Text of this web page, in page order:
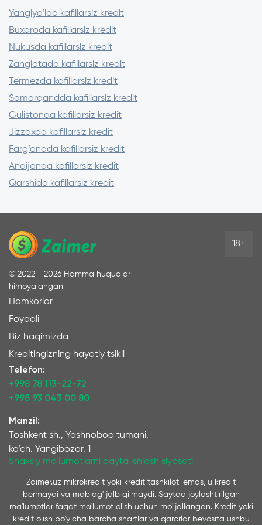
Yangiyo‘lda kafillarsiz kredit
Buxoroda kafillarsiz kredit
Nukusda kafillarsiz kredit
Zangiotada kafillarsiz kredit
Termezda kafillarsiz kredit
Samarqandda kafillarsiz kredit
Gulistonda kafillarsiz kredit
Jizzaxda kafillarsiz kredit
Farg‘onada kafillarsiz kredit
Andijonda kafillarsiz kredit
Qarshida kafillarsiz kredit
© 2022 - 2026 Hamma huquqlar
himoyalangan
Hamkorlar
Foydali
Biz haqimizda
Kreditingizning hayotiy tsikli
Telefon:
+998 78 113-22-72
+998 93 043 00 80
Manzil:
Toshkent sh., Yashnobod tumani,
ko‘ch. Yangibozor, 1
Shaxsiy ma'lumotlarni qayta ishlash siyosati
18+
Zaimer.uz mikrokredit yoki kredit tashkiloti emas, u kredit
bermaydi va mablag' jalb qilmaydi. Saytda joylashtirilgan
ma'lumotlar faqat ma'lumot olish uchun mo'ljallangan. Kredit yoki
kredit olish bo'yicha barcha shartlar va qarorlar bevosita ushbu